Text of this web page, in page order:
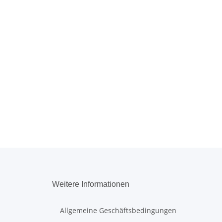
Weitere Informationen
Allgemeine Geschäftsbedingungen